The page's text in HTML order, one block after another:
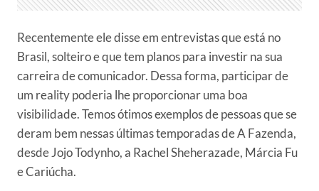
Recentemente ele disse em entrevistas que está no
Brasil, solteiro e que tem planos para investir na sua
carreira de comunicador. Dessa forma, participar de
um reality poderia lhe proporcionar uma boa
visibilidade. Temos ótimos exemplos de pessoas que se
deram bem nessas últimas temporadas de A Fazenda,
desde Jojo Todynho, a Rachel Sheherazade, Márcia Fu
e Cariúcha.